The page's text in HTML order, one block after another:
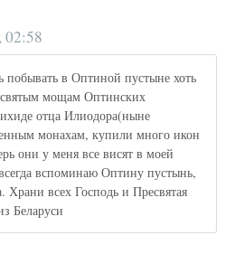
02:58
побывать в Оптиной пустыне хоть
мощам Оптинских
отца Илиодора(ныне
монахам, купили много икон
они у меня все висят в моей
вспоминаю Оптину пустынь,
Храни всех Господь и Пресвятая
Беларуси